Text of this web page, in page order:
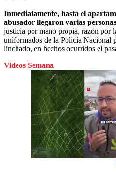
Inmediatamente, hasta el
abusador llegaron varias personas
justicia por mano propia, razón por
uniformados de la Policía Nacional
linchado, en hechos ocurridos el
Videos Semana